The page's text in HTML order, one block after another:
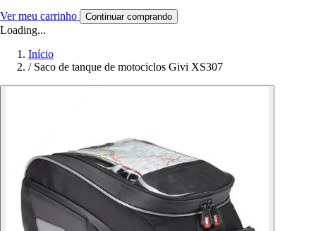
Ver meu carrinho Continuar comprando
Loading...
Início
/ Saco de tanque de motociclos Givi XS307